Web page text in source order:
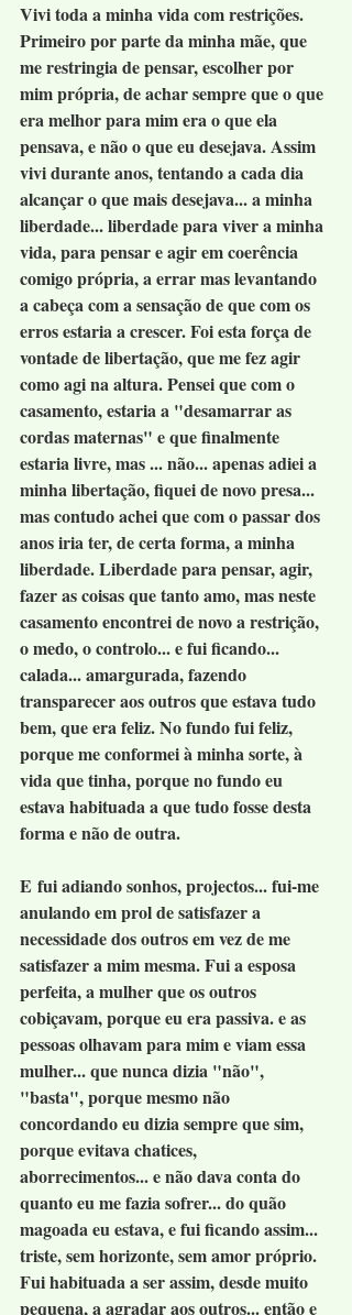
Vivi toda a minha vida com restrições.
Primeiro por parte da minha mãe, que
me restringia de pensar, escolher por
mim própria, de achar sempre que o que
era melhor para mim era o que ela
pensava, e não o que eu desejava. Assim
vivi durante anos, tentando a cada dia
alcançar o que mais desejava... a minha
liberdade... liberdade para viver a minha
vida, para pensar e agir em coerência
comigo própria, a errar mas levantando
a cabeça com a sensação de que com os
erros estaria a crescer. Foi esta força de
vontade de libertação, que me fez agir
como agi na altura. Pensei que com o
casamento, estaria a "desamarrar as
cordas maternas" e que finalmente
estaria livre, mas ... não... apenas adiei a
minha libertação, fiquei de novo presa...
mas contudo achei que com o passar dos
anos iria ter, de certa forma, a minha
liberdade. Liberdade para pensar, agir,
fazer as coisas que tanto amo, mas neste
casamento encontrei de novo a restrição,
o medo, o controlo... e fui ficando...
calada... amargurada, fazendo
transparecer aos outros que estava tudo
bem, que era feliz. No fundo fui feliz,
porque me conformei à minha sorte, à
vida que tinha, porque no fundo eu
estava habituada a que tudo fosse desta
forma e não de outra.
E fui adiando sonhos, projectos... fui-me
anulando em prol de satisfazer a
necessidade dos outros em vez de me
satisfazer a mim mesma. Fui a esposa
perfeita, a mulher que os outros
cobiçavam, porque eu era passiva. e as
pessoas olhavam para mim e viam essa
mulher... que nunca dizia "não",
"basta", porque mesmo não
concordando eu dizia sempre que sim,
porque evitava chatices,
aborrecimentos... e não dava conta do
quanto eu me fazia sofrer... do quão
magoada eu estava, e fui ficando assim...
triste, sem horizonte, sem amor próprio.
Fui habituada a ser assim, desde muito
pequena, a agradar aos outros... então e